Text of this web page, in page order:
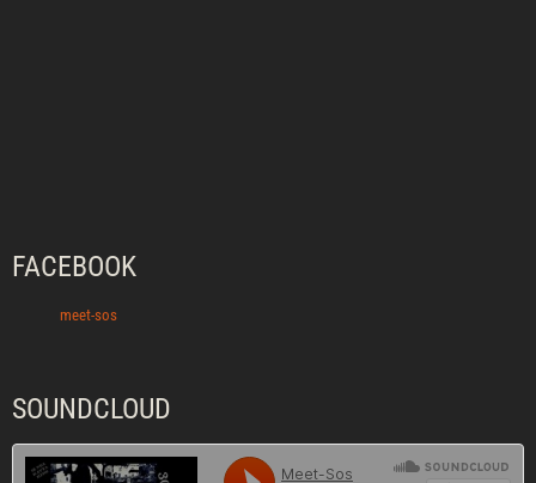
FACEBOOK
meet-sos
SOUNDCLOUD